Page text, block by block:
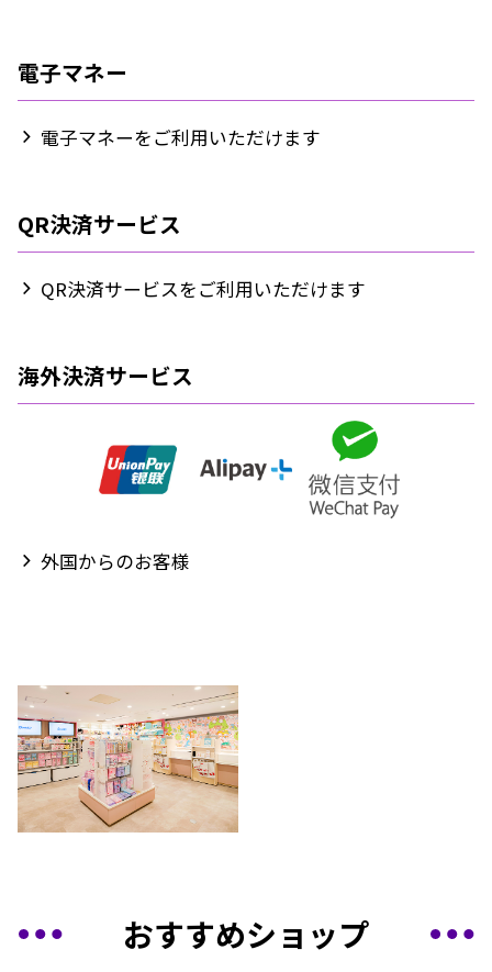
電子マネー
電子マネーをご利用いただけます
QR決済サービス
QR決済サービスをご利用いただけます
海外決済サービス
外国からのお客様
おすすめショップ